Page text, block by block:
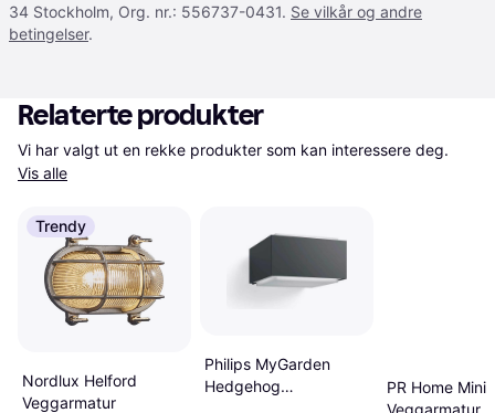
34 Stockholm, Org. nr.: 556737-0431. Se vilkår og andre
betingelser.
Relaterte produkter
Vis alle
Trendy
Nordlux Helford
Veggarmatur
Philips MyGarden
Hedgehog
PR Home Mini